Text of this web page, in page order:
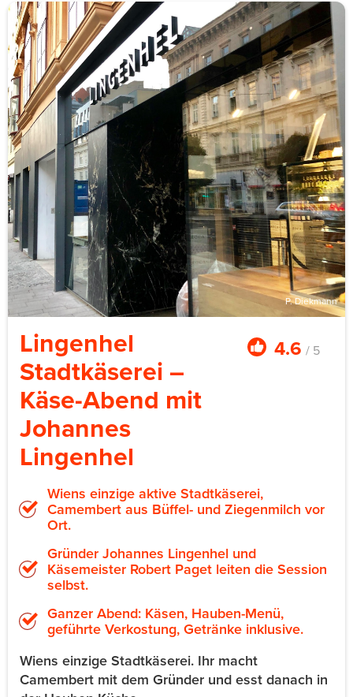
Planeten und Deep-Sky-Objekte direkt durch die Optik
aus dem 19. Jahrhundert. Bei bewölktem Himmel führen
die Kurator*innen durch die Sternbilder und die
Geschichte der Instrumente.
Für Teams funktioniert das als ruhiges, atmosphärisches
Format. Es passt zu Leadership- und kulturlastigen
Gruppen. Die Instrumente sind echte arbeitende
Antiquitäten. Durch ein 140 Jahre altes Fernrohr auf den
Saturn zu schauen ist eine andere Erfahrung als jede
Planetariumskuppel.
Gruppengröße bis rund 15 Personen in der Kuppel.
Größere Gruppen werden mit Gartenfernrohren
aufgeteilt. Rund zwei Stunden. Private Sessions ab rund
450 €, gebucht über die Wiener Volkshochschulen /
Planetarium Wien.
P. Diekmann
Lingenhel
Stadtkäserei –
Käse-Abend mit
Johannes
Lingenhel
4.6 / 5
Wiens einzige aktive Stadtkäserei,
Camembert aus Büffel- und Ziegenmilch vor
Ort.
Gründer Johannes Lingenhel und
Käsemeister Robert Paget leiten die Session
selbst.
Ganzer Abend: Käsen, Hauben-Menü,
geführte Verkostung, Getränke inklusive.
Wiens einzige Stadtkäserei. Ihr macht
Camembert mit dem Gründer und esst danach in